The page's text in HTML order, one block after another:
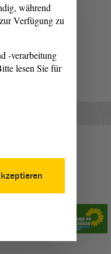
während
Verfügung zu
-verarbeitung
lesen Sie für